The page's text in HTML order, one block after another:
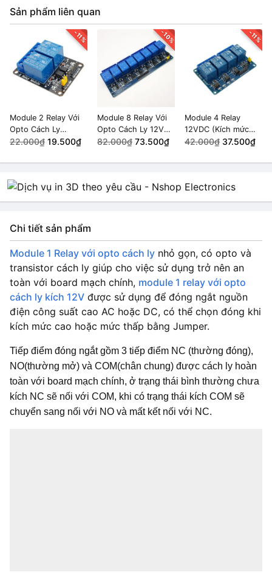
Sản phẩm liên quan
-11%
Module 2 Relay Với
Opto Cách Ly
(5VDC)
22.000₫ 19.500₫
-10%
Module 8 Relay Với
Opto Cách Ly 12VDC
10A
82.000₫ 73.500₫
-11%
Module 4 Relay
12VDC (Kích mức
thấp)
42.000₫ 37.500₫
Chi tiết sản phẩm
Module 1 Relay với opto cách ly nhỏ gọn, có opto và
transistor cách ly giúp cho việc sử dụng trở nên an
toàn với board mạch chính, module 1 relay với opto
cách ly kích 12V được sử dụng để đóng ngắt nguồn
điện công suất cao AC hoặc DC, có thể chọn đóng khi
kích mức cao hoặc mức thấp bằng Jumper.
Tiếp điểm đóng ngắt gồm 3 tiếp điểm NC (thường đóng),
NO(thường mở) và COM(chân chung) được cách ly hoàn
toàn với board mạch chính, ở trạng thái bình thường chưa
kích NC sẽ nối với COM, khi có trạng thái kích COM sẽ
chuyển sang nối với NO và mất kết nối với NC.